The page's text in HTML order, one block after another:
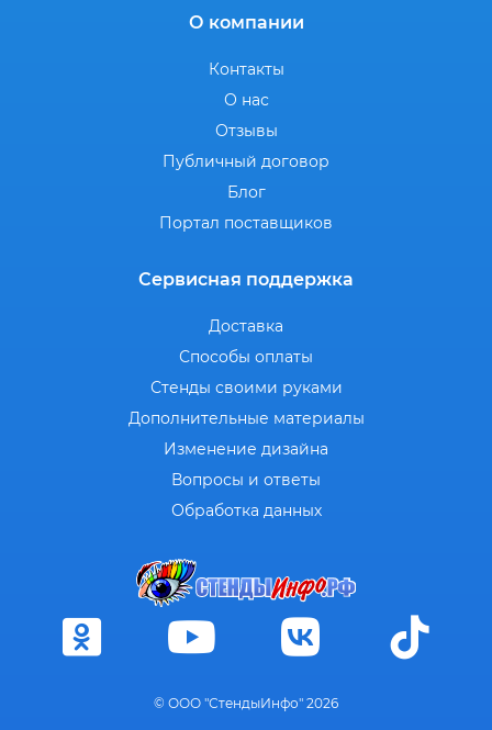
О компании
Контакты
О нас
Отзывы
Публичный договор
Блог
Портал поставщиков
Сервисная поддержка
Доставка
Способы оплаты
Стенды своими руками
Дополнительные материалы
Изменение дизайна
Вопросы и ответы
Обработка данных
© ООО "СтендыИнфо" 2026